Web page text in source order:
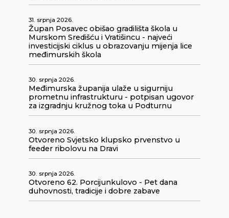
31. srpnja 2026.
Župan Posavec obišao gradilišta škola u
Murskom Središću i Vratišincu - najveći
investicijski ciklus u obrazovanju mijenja lice
međimurskih škola
30. srpnja 2026.
Međimurska županija ulaže u sigurniju
prometnu infrastrukturu - potpisan ugovor
za izgradnju kružnog toka u Podturnu
30. srpnja 2026.
Otvoreno Svjetsko klupsko prvenstvo u
feeder ribolovu na Dravi
30. srpnja 2026.
Otvoreno 62. Porcijunkulovo - Pet dana
duhovnosti, tradicije i dobre zabave